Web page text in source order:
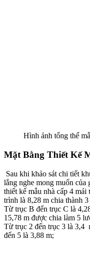
Hình ảnh tổng thể
Mặt Bằng Thiết Kế
Sau khi khảo sát chi tiết
lắng nghe mong muốn của
thiết kế mẫu nhà cấp 4 mái
trình là 8,28 m chia thành
Từ trục B đến trục C là
15,78 m được chia làm 5
Từ trục 2 đến trục 3 là 3,4
đến 5 là 3,88 m;